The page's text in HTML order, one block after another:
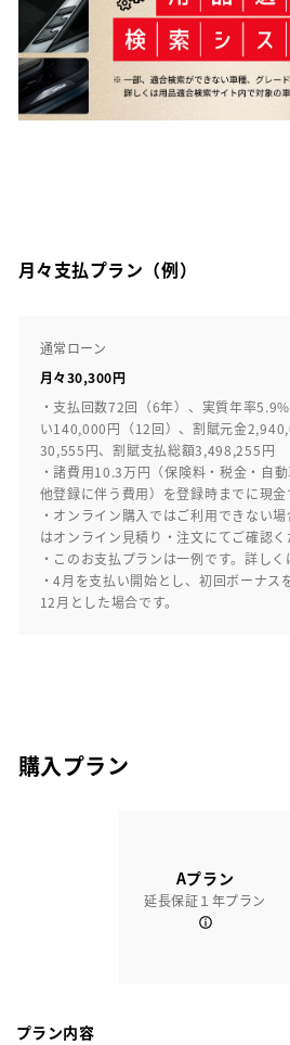
月々支払プラン（例）
通常ローン
月々30,300円
・支払回数72回（6年）、実質年率
い140,000円（12回）、割賦元金
30,555円、割賦支払総額3,498,255円
・諸費用10.3万円（保険料・税金・自
他登録に伴う費用）を登録時までに現金
・オンライン購入ではご利用できない
はオンライン見積り・注文にてご確認く
・このお支払プランは一例です。詳しく
・4月を支払い開始とし、初回ボーナス
12月とした場合です。
購入プラン
Aプラン
延長保証１年プラン
プラン内容